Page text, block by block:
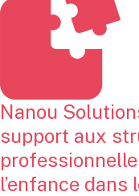
Nanou
support aux
l’enfance